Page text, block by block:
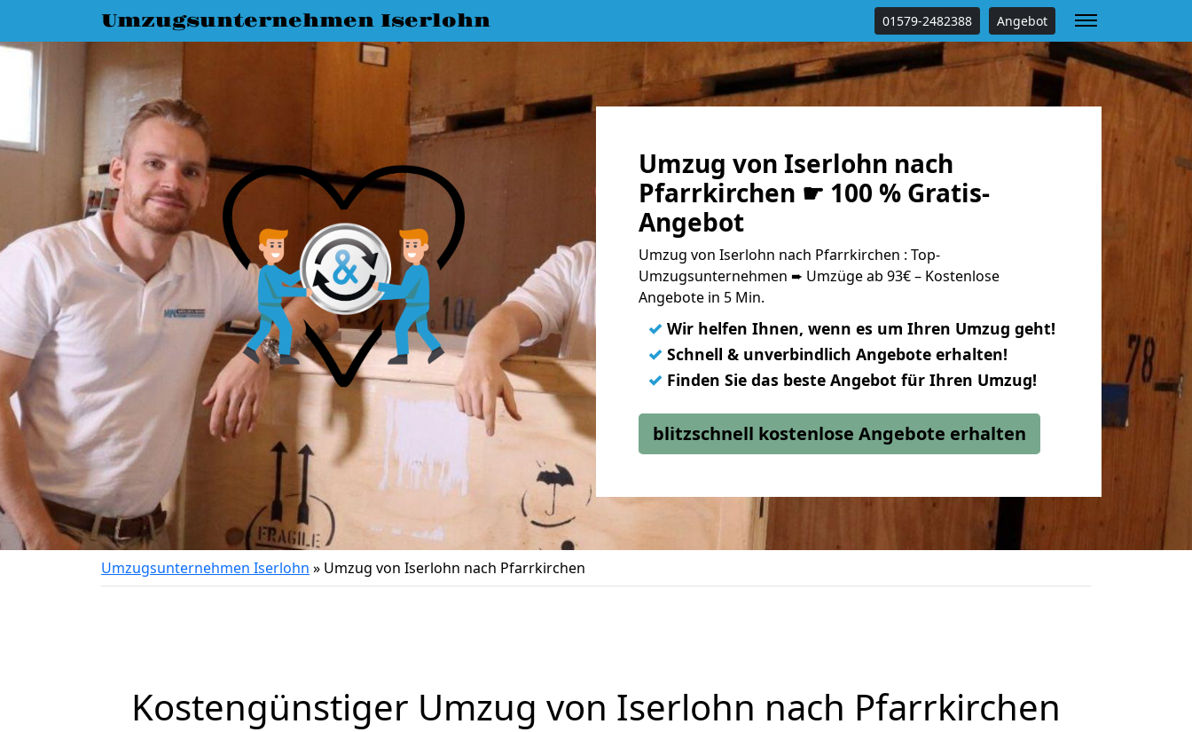
Umzugsunternehmen Iserlohn 01579-2482388 Angebot
Umzug von Iserlohn nach
Pfarrkirchen ☛ 100 % Gratis-
Angebot
Umzug von Iserlohn nach Pfarrkirchen : Top-
Umzugsunternehmen ➨ Umzüge ab 93€ – Kostenlose
Angebote in 5 Min.
✓ Wir helfen Ihnen, wenn es um Ihren Umzug geht!
✓ Schnell & unverbindlich Angebote erhalten!
✓ Finden Sie das beste Angebot für Ihren Umzug!
blitzschnell kostenlose Angebote erhalten
Umzugsunternehmen Iserlohn » Umzug von Iserlohn nach Pfarrkirchen
Kostengünstiger Umzug von Iserlohn nach Pfarrkirchen